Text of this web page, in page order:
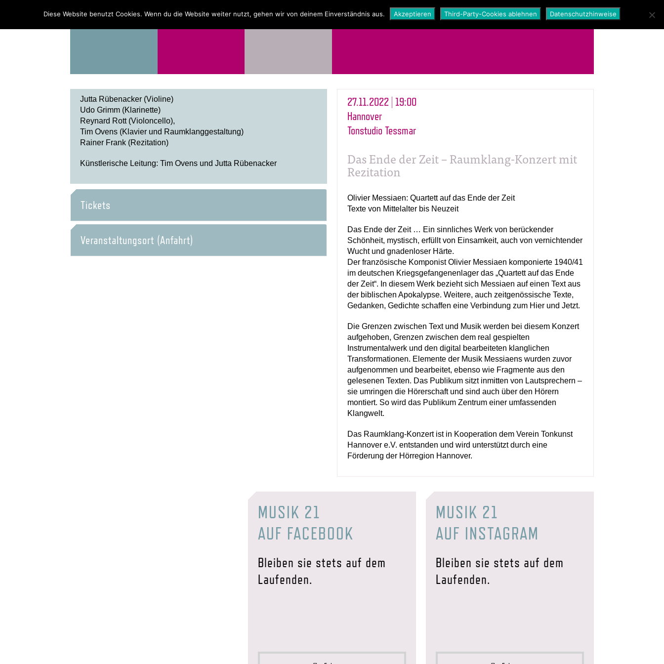
PROGRAMM ÜBER UNS NEWS SHOP
Jutta Rübenacker (Violine)
Udo Grimm (Klarinette)
Reynard Rott (Violoncello),
Tim Ovens (Klavier und Raumklanggestaltung)
Rainer Frank (Rezitation)
Künstlerische Leitung: Tim Ovens und Jutta Rübenacker
Tickets
Veranstaltungsort (Anfahrt)
27.11.2022 | 19:00
Hannover
Tonstudio Tessmar
Das Ende der Zeit – Raumklang-Konzert mit
Rezitation
Olivier Messiaen: Quartett auf das Ende der Zeit
Texte von Mittelalter bis Neuzeit
Das Ende der Zeit … Ein sinnliches Werk von berückender
Schönheit, mystisch, erfüllt von Einsamkeit, auch von vernichtender
Wucht und gnadenloser Härte.
Der französische Komponist Olivier Messiaen komponierte 1940/41
im deutschen Kriegsgefangenenlager das „Quartett auf das Ende
der Zeit“. In diesem Werk bezieht sich Messiaen auf einen Text aus
der biblischen Apokalypse. Weitere, auch zeitgenössische Texte,
Gedanken, Gedichte schaffen eine Verbindung zum Hier und Jetzt.
Die Grenzen zwischen Text und Musik werden bei diesem Konzert
aufgehoben, Grenzen zwischen dem real gespielten
Instrumentalwerk und den digital bearbeiteten klanglichen
Transformationen. Elemente der Musik Messiaens wurden zuvor
aufgenommen und bearbeitet, ebenso wie Fragmente aus den
gelesenen Texten. Das Publikum sitzt inmitten von Lautsprechern –
sie umringen die Hörerschaft und sind auch über den Hörern
montiert. So wird das Publikum Zentrum einer umfassenden
Klangwelt.
Das Raumklang-Konzert ist in Kooperation dem Verein Tonkunst
Hannover e.V. entstanden und wird unterstützt durch eine
Förderung der Hörregion Hannover.
MUSIK 21
AUF FACEBOOK
Bleiben sie stets auf dem
Laufenden.
MUSIK 21
AUF INSTAGRAM
Bleiben sie stets auf dem
Laufenden.
Diese Website benutzt Cookies. Wenn du die Website weiter nutzt, gehen wir von deinem Einverständnis aus. Akzeptieren Third-Party-Cookies ablehnen Datenschutzhinweise